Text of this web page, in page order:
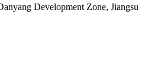
Development Zone, Jiangsu